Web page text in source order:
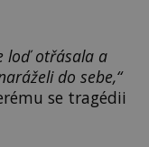
loď otřásala a
do sebe,“
se tragédii